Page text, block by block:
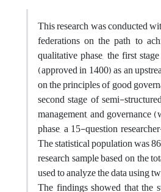
This research was conducted
federations on the path to
qualitative phase, the first
(approved in 1400) as an
on the principles of good
second stage of semi-
management, and governance
phase, a 15-question
The statistical population was
research sample based on the
used to analyze the data using
The findings showed that the